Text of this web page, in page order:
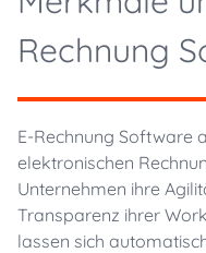
Rechnung
E-Rechnung Software
elektronischen
Unternehmen ihre
Transparenz ihrer
lassen sich